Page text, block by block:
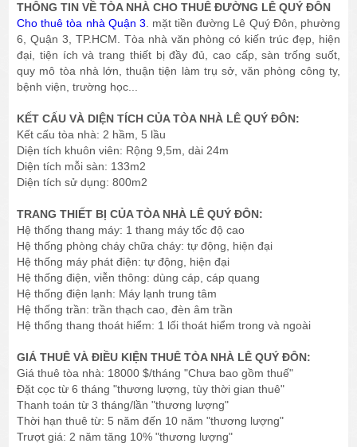
THÔNG TIN VỀ TÒA NHÀ CHO THUÊ ĐƯỜNG LÊ QUÝ ĐÔN
Cho thuê tòa nhà Quận 3 . mặt tiền đường Lê Quý Đôn, phường
6, Quận 3, TP.HCM. Tòa nhà văn phòng có kiến trúc đẹp, hiện
đại, tiện ích và trang thiết bị đầy đủ, cao cấp, sàn trống suốt,
quy mô tòa nhà lớn, thuận tiện làm trụ sở, văn phòng công ty,
bệnh viện, trường học...
KẾT CẤU VÀ DIỆN TÍCH CỦA TÒA NHÀ LÊ QUÝ ĐÔN:
Kết cấu tòa nhà: 2 hầm, 5 lầu
Diện tích khuôn viên: Rộng 9,5m, dài 24m
Diện tích mỗi sàn: 133m2
Diện tích sử dụng: 800m2
TRANG THIẾT BỊ CỦA TÒA NHÀ LÊ QUÝ ĐÔN:
Hệ thống thang máy: 1 thang máy tốc độ cao
Hệ thống phòng cháy chữa cháy: tự động, hiện đại
Hệ thống máy phát điện: tự động, hiện đại
Hệ thống điện, viễn thông: dùng cáp, cáp quang
Hệ thống điện lạnh: Máy lạnh trung tâm
Hệ thống trần: trần thạch cao, đèn âm trần
Hệ thống thang thoát hiểm: 1 lối thoát hiểm trong và ngoài
GIÁ THUÊ VÀ ĐIỀU KIỆN THUÊ TÒA NHÀ LÊ QUÝ ĐÔN:
Giá thuê tòa nhà: 18000 $/tháng "Chưa bao gồm thuế"
Đặt cọc từ 6 tháng "thương lượng, tùy thời gian thuê"
Thanh toán từ 3 tháng/lần "thương lượng"
Thời hạn thuê từ: 5 năm đến 10 năm "thương lượng"
Trượt giá: 2 năm tăng 10% "thương lượng"